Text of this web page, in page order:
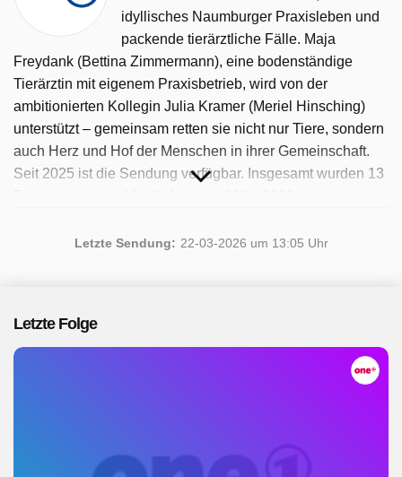
idyllisches Naumburger Praxisleben und
packende tierärztliche Fälle. Maja
Freydank (Bettina Zimmermann), eine bodenständige
Tierärztin mit eigenem Praxisbetrieb, wird von der
ambitionierten Kollegin Julia Kramer (Meriel Hinsching)
unterstützt – gemeinsam retten sie nicht nur Tiere, sondern
auch Herz und Hof der Menschen in ihrer Gemeinschaft.
Seit 2025 ist die Sendung verfügbar. Insgesamt wurden 13
Letzte Sendung: 22-03-2026 um 13:05 Uhr
Letzte Folge